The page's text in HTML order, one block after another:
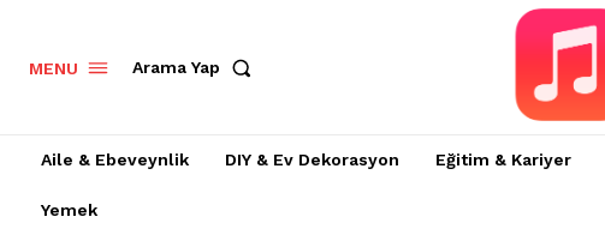
MENU Arama Yap
Aile & Ebeveynlik DIY & Ev Dekorasyon Eğitim & Kariyer
Yemek